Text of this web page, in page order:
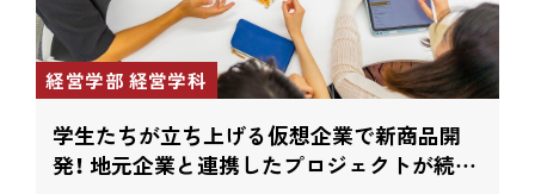
経営学部 経営学科
学生たちが立ち上げる仮想企業で新商品開
発！ 地元企業と連携したプロジェクトが続々